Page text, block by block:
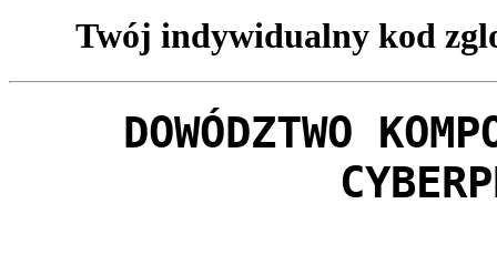
Twój indywidualny kod
DOWÓDZTWO